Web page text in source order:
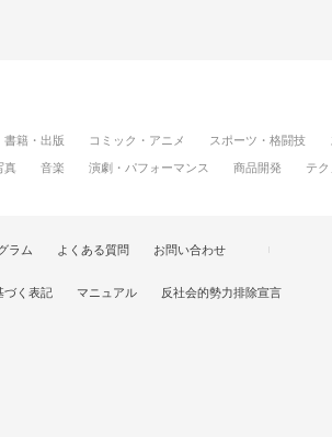
書籍・出版 コミック・アニメ スポーツ・格闘技
真 音楽 演劇・パフォーマンス 商品開発 テ
ラム よくある質問 お問い合わせ
づく表記 マニュアル 反社会的勢力排除宣言